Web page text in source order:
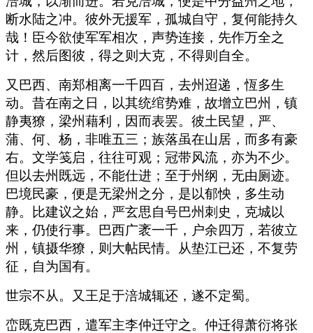
断水陆之冲。彼外无援军，孤城自守，复何能持久
哉！臣今欲使军军相次，声势连接，先作万全之
计，然后图彼，得之则大克，不得则自全。
又巴西、南郑相离一千四百，去州迢递，恆多生
动。昔在南之日，以其统绾势难，故增立巴州，镇
静夷獠，梁州藉利，因而表罢。彼土民望，严、
蒲、何、杨，非唯五三；族落虽在山居，而多有豪
右。文学笺启，往往可观；冠带风流，亦为不少。
但以去州既远，不能仕进；至于州纲，无由厕迹。
巴境民豪，便是无梁州之分，是以郁怏，多生动
静。比建议之始，严玄思自号巴州刺史，克城以
来，仍使行事。巴西广袤一千，户余四万，若彼立
州，镇摄华獠，则大帖民情。从垫江已还，不复劳
征，自为国有。
世宗不从。又王足于涪城辄还，遂不定蜀。
峦既克巴西，遣军主李仲迁守之。仲迁得萧衍将张